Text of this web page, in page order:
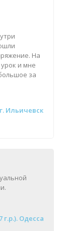
На
и мне
за
Ильичевск
Одесса